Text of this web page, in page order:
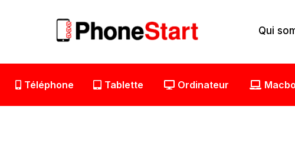
Qui
Téléphone Tablette Ordinateur